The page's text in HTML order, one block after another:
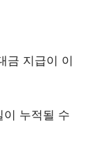
금 지급이 이
이 누적될 수